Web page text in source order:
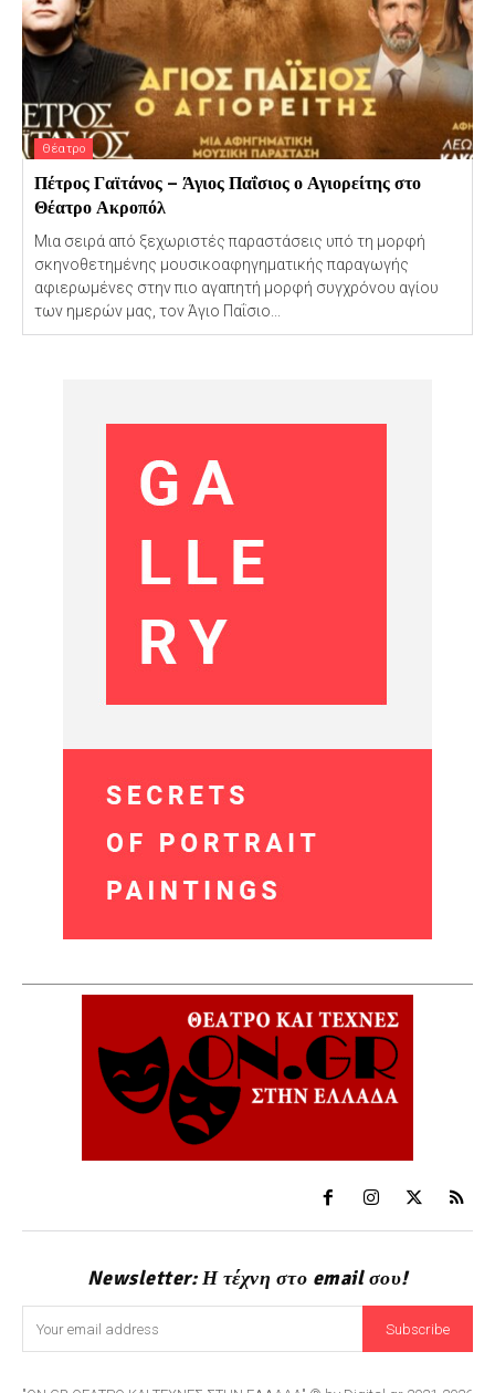
Θέατρο
Πέτρος Γαϊτάνος – Άγιος Παΐσιος ο Αγιορείτης στο
Θέατρο Ακροπόλ
Μια σειρά από ξεχωριστές παραστάσεις υπό τη μορφή
σκηνοθετημένης μουσικοαφηγηματικής παραγωγής
αφιερωμένες στην πιο αγαπητή μορφή συγχρόνου αγίου
των ημερών μας, τον Άγιο Παΐσιο...
Newsletter: Η τέχνη στο email σου!
Subscribe